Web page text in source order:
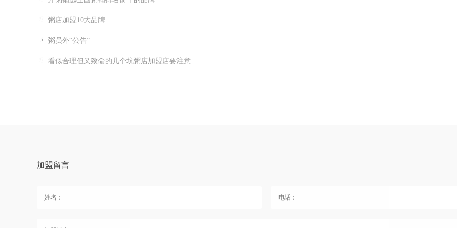
粥店加盟10大品牌
粥员外“公告”
看似合理但又致命的几个坑粥店加盟店要注意
加盟留言